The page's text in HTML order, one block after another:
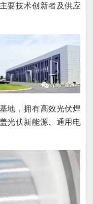
要技术创新者及供应
地，拥有高效光伏焊
光伏新能源、通用电